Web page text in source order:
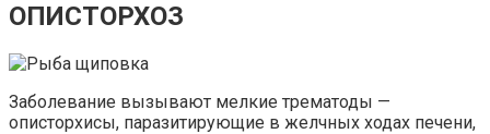
ОПИСТОРХОЗ
Заболевание вызывают мелкие трематоды —
описторхисы, паразитирующие в желчных ходах печени,